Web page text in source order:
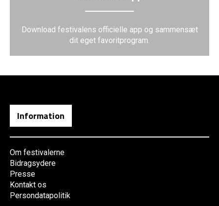
Download festivalens officielle app og sammensæt
dit eget favoritprogram.
Information
Om festivalerne
Bidragsydere
Presse
Kontakt os
Persondatapolitik